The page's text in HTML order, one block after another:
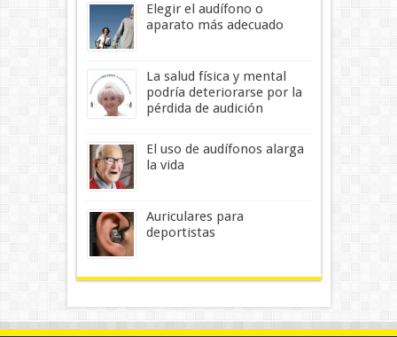
Elegir el audífono o
aparato más adecuado
La salud física y mental
podría deteriorarse por la
pérdida de audición
El uso de audífonos alarga
la vida
Auriculares para
deportistas